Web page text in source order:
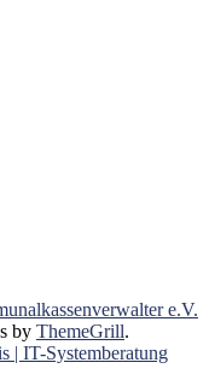
e.V.
by ThemeGrill.
| IT-Systemberatung